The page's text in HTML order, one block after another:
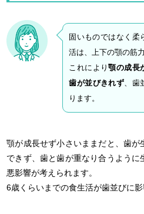
固いものではなく柔
活は、上下の顎の筋
これにより顎の成長
歯が並びきれず、歯
ります。
顎が成長せず小さいままだと、歯
できず、歯と歯が重なり合うよう
悪影響が考えられます。
6歳くらいまでの食生活が歯並びに影